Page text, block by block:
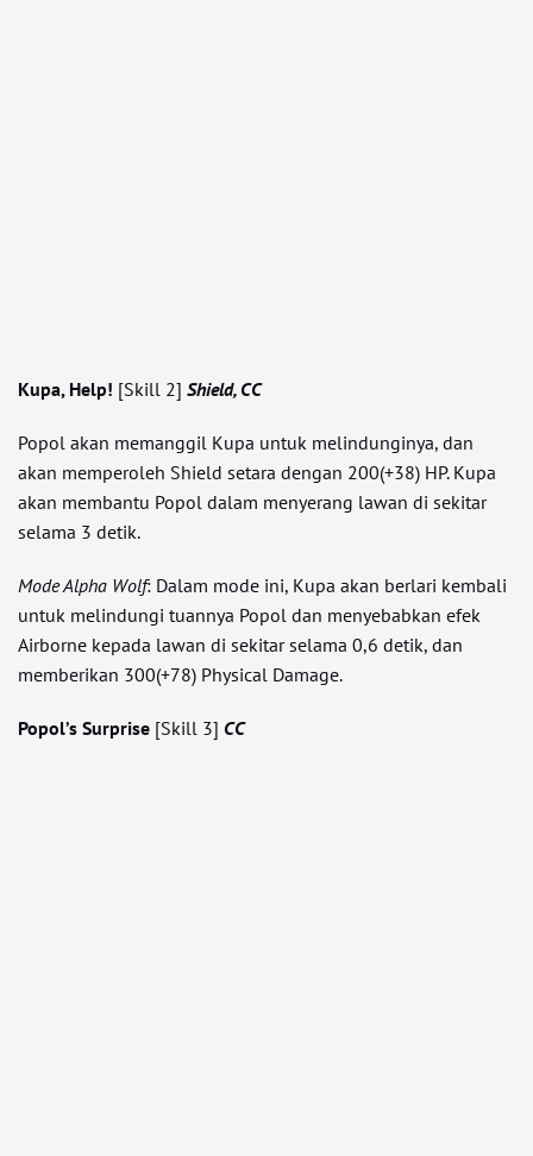
Kupa, Help! [Skill 2] Shield, CC
Popol akan memanggil Kupa untuk melindunginya, dan
akan memperoleh Shield setara dengan 200(+38) HP. Kupa
akan membantu Popol dalam menyerang lawan di sekitar
selama 3 detik.
Mode Alpha Wolf: Dalam mode ini, Kupa akan berlari kembali
untuk melindungi tuannya Popol dan menyebabkan efek
Airborne kepada lawan di sekitar selama 0,6 detik, dan
memberikan 300(+78) Physical Damage.
Popol’s Surprise [Skill 3] CC